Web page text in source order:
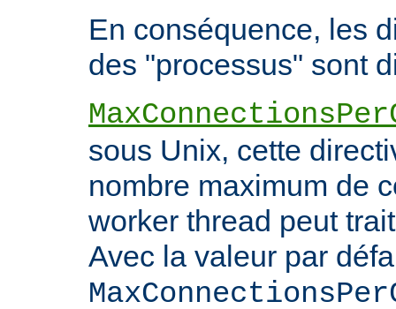
En conséquence, les
des "processus" sont
sous Unix, cette
nombre maximum de
worker thread peut
Avec la valeur par